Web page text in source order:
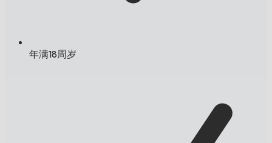
年满18周岁